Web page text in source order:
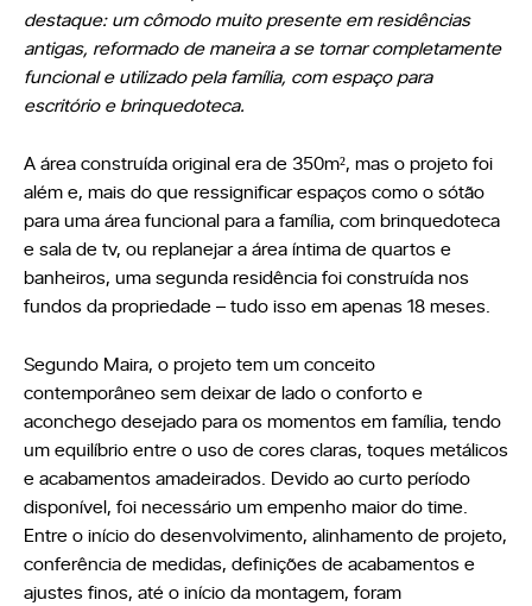
destaque: um cômodo muito presente em residências
antigas, reformado de maneira a se tornar completamente
funcional e utilizado pela família, com espaço para
escritório e brinquedoteca.
A área construída original era de 350m², mas o projeto foi
além e, mais do que ressignificar espaços como o sótão
para uma área funcional para a família, com brinquedoteca
e sala de tv, ou replanejar a área íntima de quartos e
banheiros, uma segunda residência foi construída nos
fundos da propriedade – tudo isso em apenas 18 meses.
Segundo Maira, o projeto tem um conceito
contemporâneo sem deixar de lado o conforto e
aconchego desejado para os momentos em família, tendo
um equilíbrio entre o uso de cores claras, toques metálicos
e acabamentos amadeirados. Devido ao curto período
disponível, foi necessário um empenho maior do time.
Entre o início do desenvolvimento, alinhamento de projeto,
conferência de medidas, definições de acabamentos e
ajustes finos, até o início da montagem, foram